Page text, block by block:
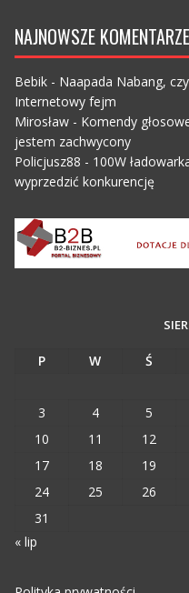
NAJNOWSZE KOMENTARZE
Bebik- Naapada Nabang,
Internetowy fejm
Mirosław- Komendy
jestem zachwycony
Policjusz88 - 100W
wyprzedzić konkurencję
P W Ś
3
4 5
10
11 12
17
18 19
24
25 26
31
« lip